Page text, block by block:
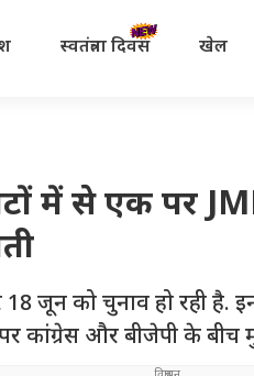
स्वतंत्रता दिवस खेल
में से एक पर
जून को चुनाव हो रही है.
कांग्रेस और बीजेपी के बीच